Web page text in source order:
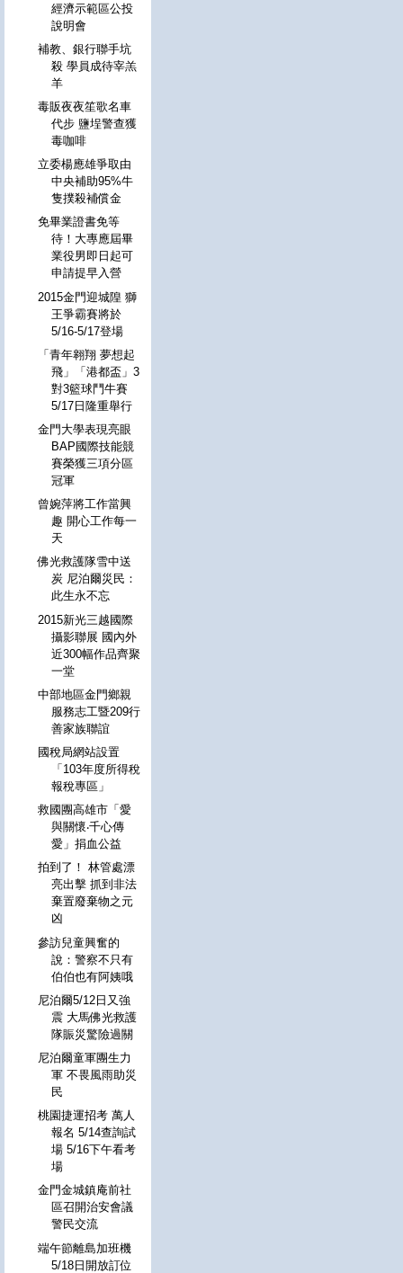
經濟示範區公投
說明會
補教、銀行聯手坑
殺 學員成待宰羔
羊
毒販夜夜笙歌名車
代步 鹽埕警查獲
毒咖啡
立委楊應雄爭取由
中央補助95%牛
隻撲殺補償金
免畢業證書免等
待！大專應屆畢
業役男即日起可
申請提早入營
2015金門迎城隍 獅
王爭霸賽將於
5/16-5/17登場
「青年翱翔 夢想起
飛」「港都盃」3
對3籃球鬥牛賽
5/17日隆重舉行
金門大學表現亮眼
BAP國際技能競
賽榮獲三項分區
冠軍
曾婉萍將工作當興
趣 開心工作每一
天
佛光救護隊雪中送
炭 尼泊爾災民：
此生永不忘
2015新光三越國際
攝影聯展 國內外
近300幅作品齊聚
一堂
中部地區金門鄉親
服務志工暨209行
善家族聯誼
國稅局網站設置
「103年度所得稅
報稅專區」
救國團高雄市「愛
與關懷‧千心傳
愛」捐血公益
拍到了！ 林管處漂
亮出擊 抓到非法
棄置廢棄物之元
凶
參訪兒童興奮的
說：警察不只有
伯伯也有阿姨哦
尼泊爾5/12日又強
震 大馬佛光救護
隊賑災驚險過關
尼泊爾童軍團生力
軍 不畏風雨助災
民
桃園捷運招考 萬人
報名 5/14查詢試
場 5/16下午看考
場
金門金城鎮庵前社
區召開治安會議
警民交流
端午節離島加班機
5/18日開放訂位